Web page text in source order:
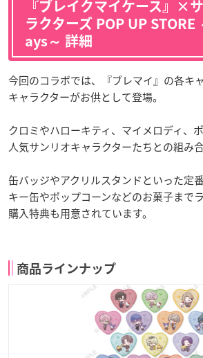
『ブレイクマイケース』×
ラクターズ POP UP
ays～ 詳細
今回のコラボでは、『ブレマイ』の各キ
キャラクターがお供として登場。
クロミやハローキティ、マイメロディ、
人気サンリオキャラクターたちとの組み
缶バッジやアクリルスタンドといった定
キー缶やポップコーンなどのお菓子まで
購入特典も用意されています。
商品ラインナップ